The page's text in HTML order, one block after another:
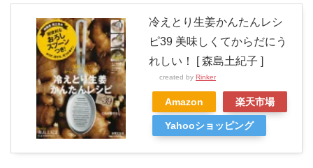
冷えとり生姜かんたんレシ
ピ39 美味しくてからだにう
れしい！ [ 森島土紀子 ]
created by Rinker
Amazon 楽天市場
Yahooショッピング